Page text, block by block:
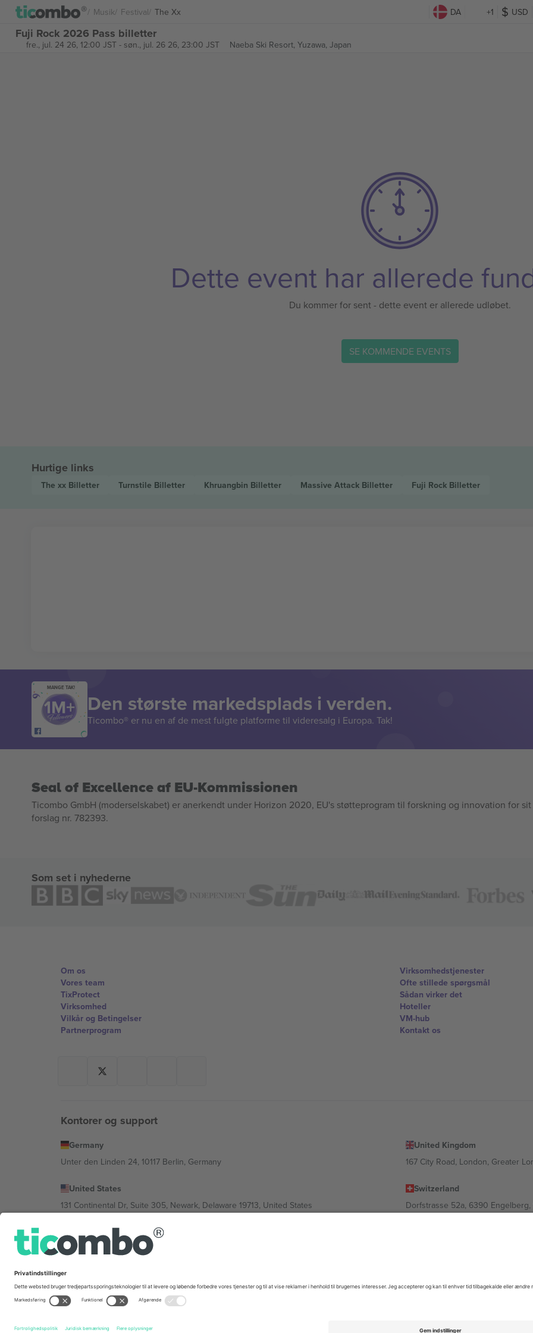
Musik Festival The Xx DA +1 USD
Fuji Rock 2026 Pass billetter
fre., jul. 24 26, 12:00 JST- søn., jul. 26 26, 23:00 JST Naeba Ski Resort, Yuzawa, Japan
Dette event har allerede
Du kommer for sent - dette event er allerede udløbet.
SE KOMMENDE EVENTS
Hurtige links
The xx Billetter Turnstile Billetter Khruangbin Billetter Massive Attack Billetter Fuji Rock Billetter
MANGE TAK!
Den største markedsplads i verden.
Ticombo® er nu en af de mest fulgte platforme til videresalg i Europa. Tak!
Seal of Excellence af EU-Kommissionen
Ticombo GmbH (moderselskabet) er anerkendt under Horizon 2020, EU's støtteprogram til forskning og innovation for sit
forslag nr. 782393.
Som set i nyhederne
Om os
Vores team
TixProtect
Virksomhed
Vilkår og Betingelser
Partnerprogram
Virksomhedstjenester
Ofte stillede spørgsmål
Sådan virker det
Hoteller
VM-hub
Kontakt os
Kontorer og support
Germany
Unter den Linden 24, 10117 Berlin, Germany
United Kingdom
167 City Road, London, Greater
United States
131 Continental Dr, Suite 305, Newark, Delaware 19713, United States
Switzerland
Dorfstrasse 52a, 6390 Engelberg,
Bulgaria
Regus Sofia City West, bul Totleben 53-55, 1606 Sofia, Bulgaria
Av Chapultepec 360, Roma Norte, Cuauhtémoc, 06700 Ciudad de México, CDMX, Mexico
© 2026 Ticombo. Alle rettigheder forbeholdes.